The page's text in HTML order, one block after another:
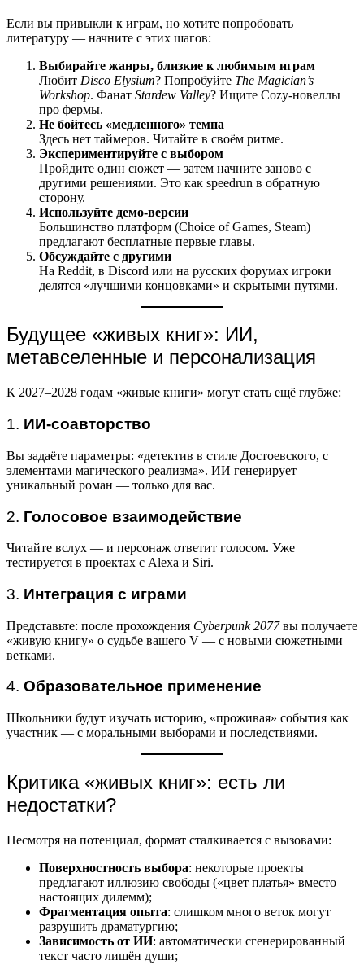
Если вы привыкли к играм, но хотите попробовать
литературу — начните с этих шагов:
Выбирайте жанры, близкие к любимым играм
Любит Disco Elysium? Попробуйте The Magician’s
Workshop. Фанат Stardew Valley? Ищите Cozy-новеллы
про фермы.
Не бойтесь «медленного» темпа
Здесь нет таймеров. Читайте в своём ритме.
Экспериментируйте с выбором
Пройдите один сюжет — затем начните заново с
другими решениями. Это как speedrun в обратную
сторону.
Используйте демо-версии
Большинство платформ (Choice of Games, Steam)
предлагают бесплатные первые главы.
Обсуждайте с другими
На Reddit, в Discord или на русских форумах игроки
делятся «лучшими концовками» и скрытыми путями.
Будущее «живых книг»: ИИ,
метавселенные и персонализация
К 2027–2028 годам «живые книги» могут стать ещё глубже:
1. ИИ-соавторство
Вы задаёте параметры: «детектив в стиле Достоевского, с
элементами магического реализма». ИИ генерирует
уникальный роман — только для вас.
2. Голосовое взаимодействие
Читайте вслух — и персонаж ответит голосом. Уже
тестируется в проектах с Alexa и Siri.
3. Интеграция с играми
Представьте: после прохождения Cyberpunk 2077вы получаете
«живую книгу» о судьбе вашего V — с новыми сюжетными
ветками.
4. Образовательное применение
Школьники будут изучать историю, «проживая» события как
участник — с моральными выборами и последствиями.
Критика «живых книг»: есть ли
недостатки?
Несмотря на потенциал, формат сталкивается с вызовами:
Поверхностность выбора: некоторые проекты
предлагают иллюзию свободы («цвет платья» вместо
настоящих дилемм);
Фрагментация опыта: слишком много веток могут
разрушить драматургию;
Зависимость от ИИ: автоматически сгенерированный
текст часто лишён души;